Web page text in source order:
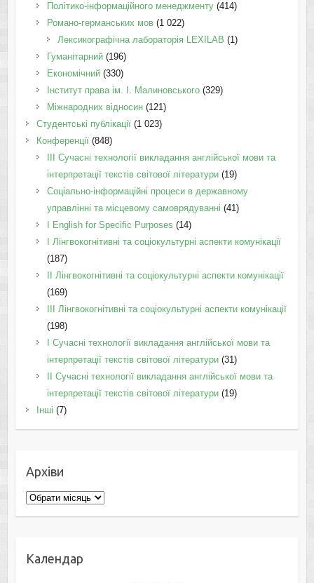
Політико-інформаційного менеджменту(414)
Романо-германських мов(1 022)
Лексикографічна лабораторія LEXILAB (1)
Гуманітарний(196)
Економічний(330)
Інститут права ім. І. Малиновського(329)
Міжнародних відносин(121)
Студентські публікації(1 023)
Конференції(848)
III Сучасні технології викладання англійської мови та
інтерпретації текстів світової літератури(19)
Соціально-інформаційні процеси в державному
управлінні та місцевому самоврядуванні (41)
І English for Specific Purposes (14)
I Лінгвокогнітивні та соціокультурні аспекти комунікації
(187)
IІ Лінгвокогнітивні та соціокультурні аспекти комунікації
(169)
IІI Лінгвокогнітивні та соціокультурні аспекти комунікації
(198)
I Cучасні технології викладання англійської мови та
інтерпретації текстів світової літератури(31)
II Cучасні технології викладання англійської мови та
інтерпретації текстів світової літератури(19)
Інші (7)
Архіви
Архіви
Календар